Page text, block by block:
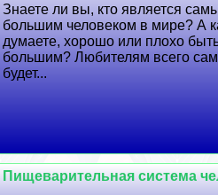
Знаете ли вы, кто является
большим человеком в мире? А
думаете, хорошо или плохо
большим? Любителям всего
будет...
Пищеварительная система